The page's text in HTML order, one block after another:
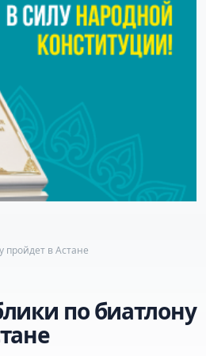
пройдет в Астане
по биатлону